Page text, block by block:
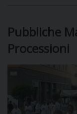
Pubbliche
Processioni